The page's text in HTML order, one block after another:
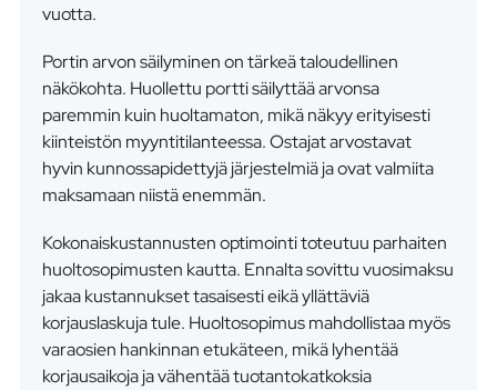
vuotta.
Portin arvon säilyminen on tärkeä taloudellinen
näkökohta. Huollettu portti säilyttää arvonsa
paremmin kuin huoltamaton, mikä näkyy erityisesti
kiinteistön myyntitilanteessa. Ostajat arvostavat
hyvin kunnossapidettyjä järjestelmiä ja ovat valmiita
maksamaan niistä enemmän.
Kokonaiskustannusten optimointi toteutuu parhaiten
huoltosopimusten kautta. Ennalta sovittu vuosimaksu
jakaa kustannukset tasaisesti eikä yllättäviä
korjauslaskuja tule. Huoltosopimus mahdollistaa myös
varaosien hankinnan etukäteen, mikä lyhentää
korjausaikoja ja vähentää tuotantokatkoksia